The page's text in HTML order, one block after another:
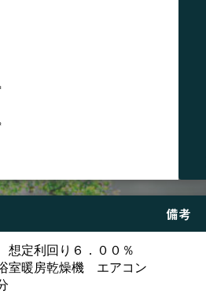
備考
想定利回り６．００％
室暖房乾燥機 エアコン